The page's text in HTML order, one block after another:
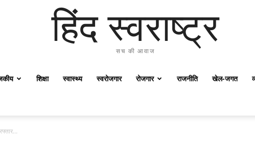
हिंद स्वराष्ट्र
सच की आवाज
शिक्षा स्वास्थ्य स्वरोजगार रोजगार राजनीति खेल-जगत